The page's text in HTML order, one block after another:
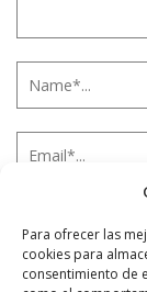
Para ofrecer las
cookies para
consentimiento de